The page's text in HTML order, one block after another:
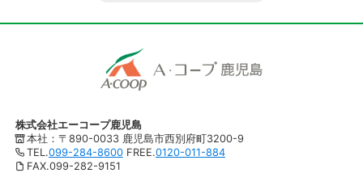
株式会社エーコープ鹿児島
本社：〒890-0033 鹿児島市西別府町3200-9
TEL.099-284-8600FREE.0120-011-884
FAX.099-282-9151